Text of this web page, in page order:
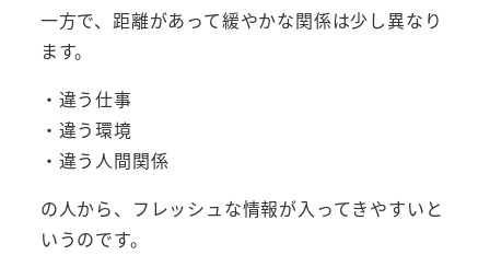
一方で、距離があって緩やかな関係は少し異なり
ます。
・違う仕事
・違う環境
・違う人間関係
の人から、フレッシュな情報が入ってきやすいと
いうのです。